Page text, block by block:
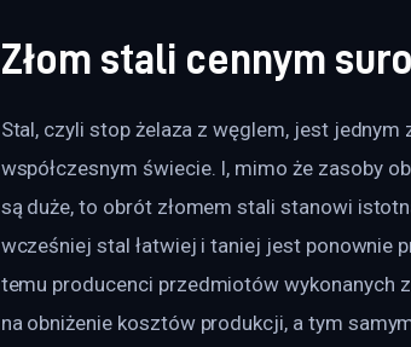
Złom stali cennym
Stal, czyli stop żelaza z węglem, jest
współczesnym świecie. I, mimo że zasoby
są duże, to obrót złomem stali stanowi
wcześniej stal łatwiej i taniej jest ponownie
temu producenci przedmiotów wykonanych
na obniżenie kosztów produkcji, a tym